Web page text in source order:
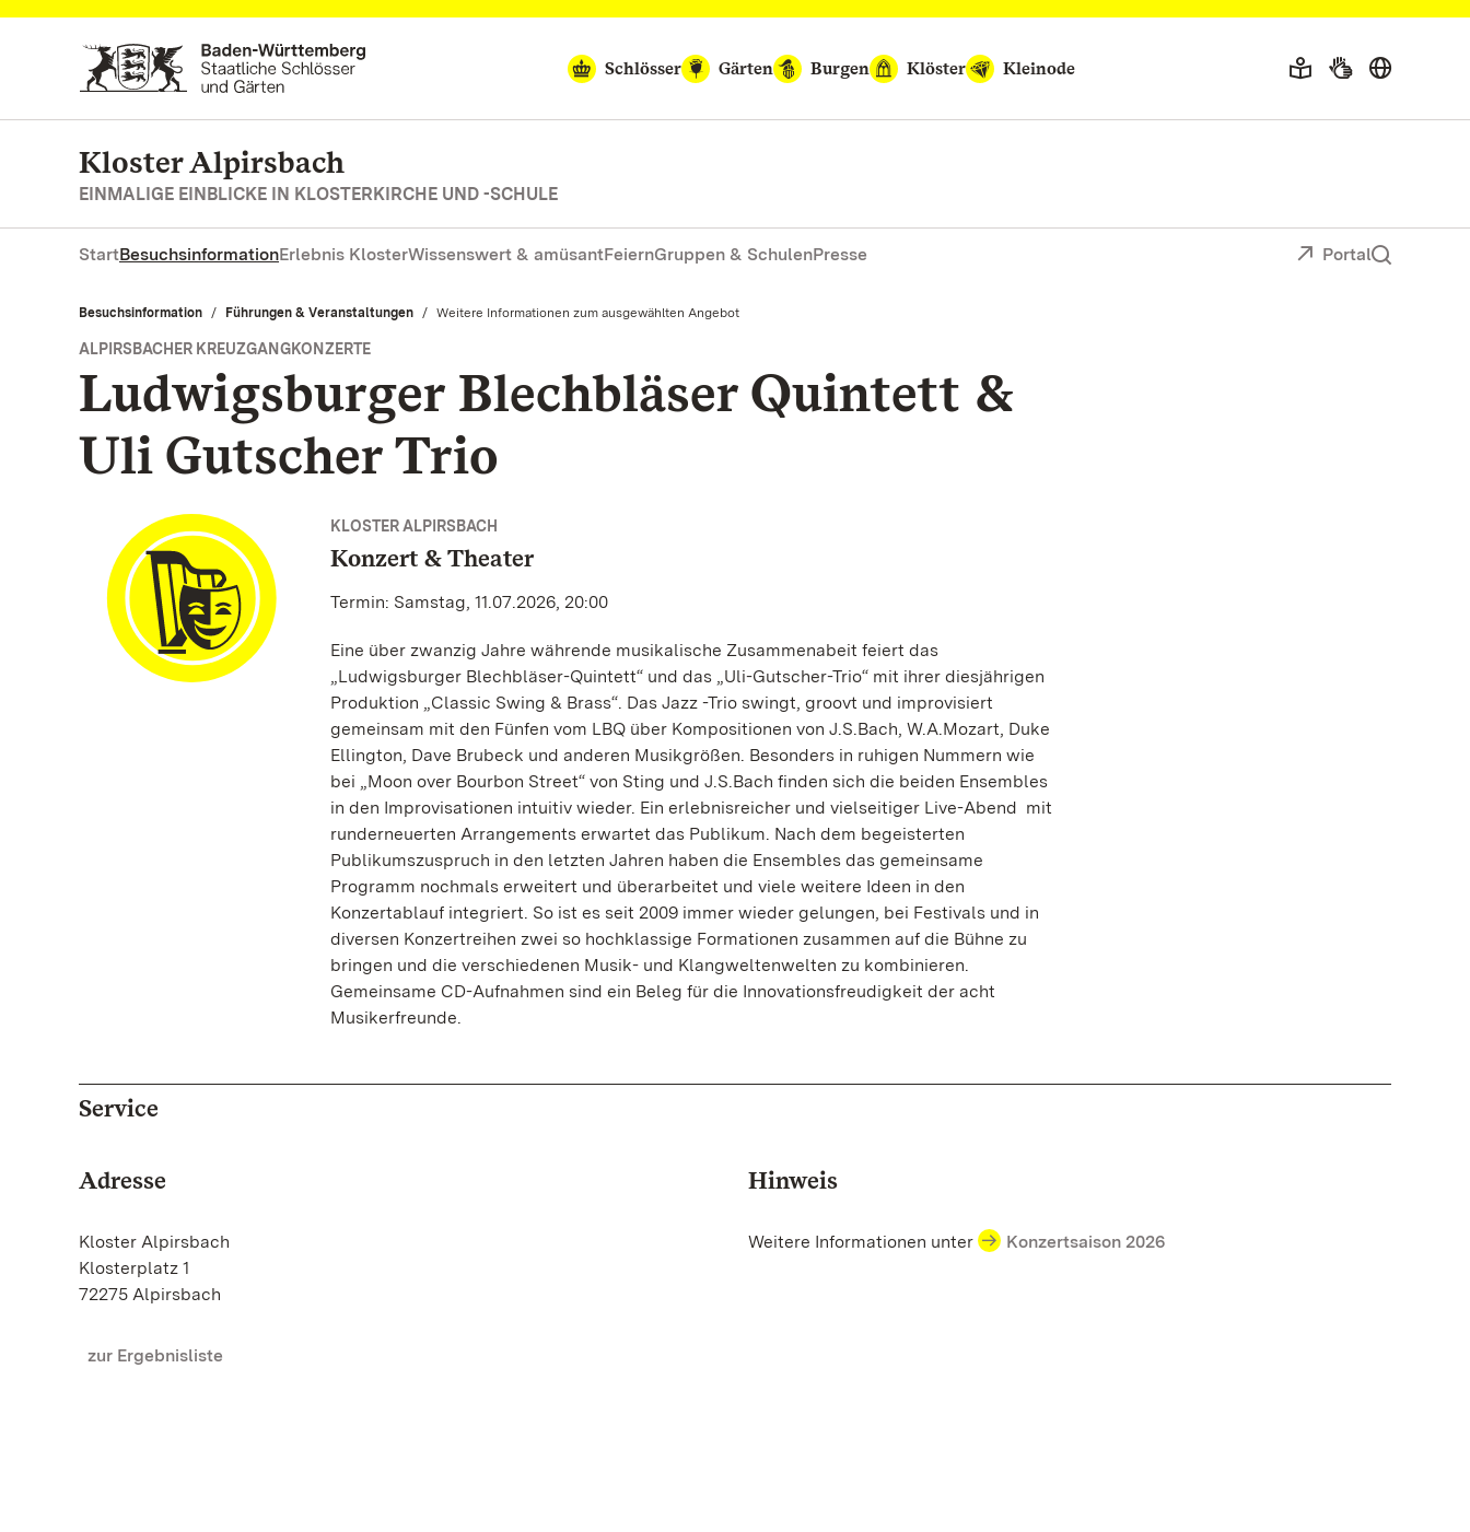
Zum Hauptinhalt springen
Schlösser
Gärten Burgen Klöster Kleinode
Kloster Alpirsbach
EINMALIGE EINBLICKE IN KLOSTERKIRCHE UND -SCHULE
StartBesuchsinformationErlebnis KlosterWissenswert & amüsantFeiernGruppen & SchulenPresse Portal
Besuchsinformation Führungen & Veranstaltungen Aktuell:
Weitere Informationen zum ausgewählten Angebot
ALPIRSBACHER KREUZGANGKONZERTE
Ludwigsburger Blechbläser Quintett &
Uli Gutscher Trio
KLOSTER ALPIRSBACH
Konzert & Theater
Termin: Samstag, 11.07.2026, 20:00
Eine über zwanzig Jahre währende musikalische Zusammenabeit feiert das
„Ludwigsburger Blechbläser-Quintett“ und das „Uli-Gutscher-Trio“ mit ihrer diesjährigen
Produktion „Classic Swing & Brass“. Das Jazz -Trio swingt, groovt und improvisiert
gemeinsam mit den Fünfen vom LBQ über Kompositionen von J.S.Bach, W.A.Mozart, Duke
Ellington, Dave Brubeck und anderen Musikgrößen. Besonders in ruhigen Nummern wie
bei „Moon over Bourbon Street“ von Sting und J.S.Bach finden sich die beiden Ensembles
in den Improvisationen intuitiv wieder. Ein erlebnisreicher und vielseitiger Live-Abend mit
runderneuerten Arrangements erwartet das Publikum. Nach dem begeisterten
Publikumszuspruch in den letzten Jahren haben die Ensembles das gemeinsame
Programm nochmals erweitert und überarbeitet und viele weitere Ideen in den
Konzertablauf integriert. So ist es seit 2009 immer wieder gelungen, bei Festivals und in
diversen Konzertreihen zwei so hochklassige Formationen zusammen auf die Bühne zu
bringen und die verschiedenen Musik- und Klangweltenwelten zu kombinieren.
Gemeinsame CD-Aufnahmen sind ein Beleg für die Innovationsfreudigkeit der acht
Musikerfreunde.
Service
Adresse
Kloster Alpirsbach
Klosterplatz 1
72275 Alpirsbach
Hinweis
Weitere Informationen unter Konzertsaison 2026
zur Ergebnisliste